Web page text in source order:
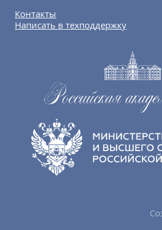
Контакты
Написать в техподдержку